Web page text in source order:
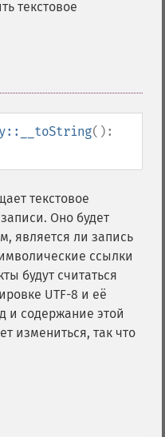
текстовое
():
текстовое
Оно будет
является ли запись
ссылки
будут считаться
UTF-8 и её
и содержание этой
измениться, так что